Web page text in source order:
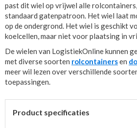
past dit wiel op vrijwel alle
standaard gatenpatroon. Het wiel laat
op de ondergrond. Het wiel is geschikt
koelcellen, maar niet voor plaatsing in
De wielen van LogistiekOnline kunnen
met diverse soorten rolcontainersen
meer wil lezen over verschillende
toepassingen.
Product specificaties